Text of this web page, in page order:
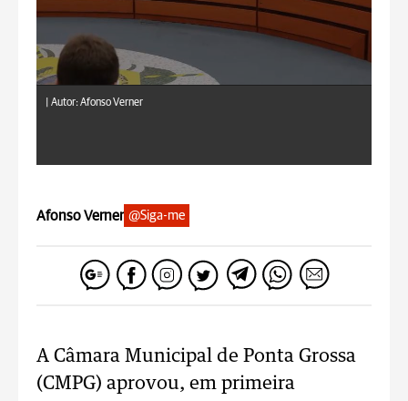
Autor: Afonso Verner
Afonso Verner @Siga-me
A Câmara Municipal de Ponta Grossa
(CMPG) aprovou, em primeira